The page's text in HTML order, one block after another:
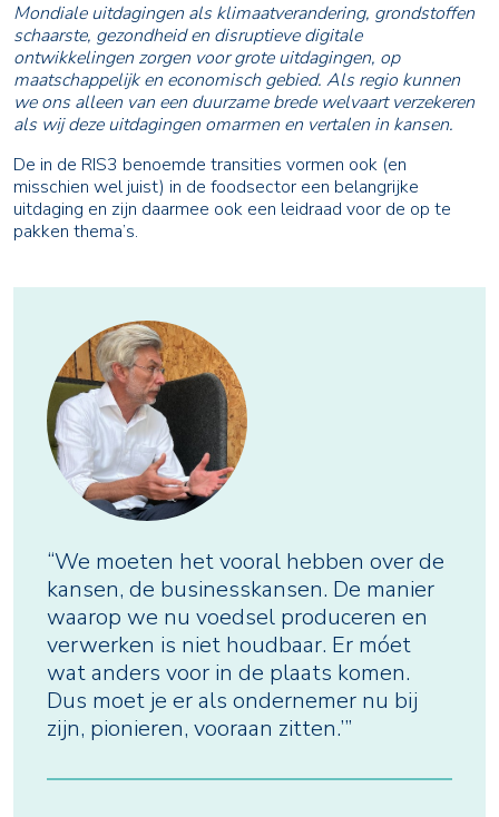
Mondiale uitdagingen als klimaatverandering, grondstoffen
schaarste, gezondheid en disruptieve digitale
ontwikkelingen zorgen voor grote uitdagingen, op
maatschappelijk en economisch gebied. Als regio kunnen
we ons alleen van een duurzame brede welvaart verzekeren
als wij deze uitdagingen omarmen en vertalen in kansen.
De in de RIS3 benoemde transities vormen ook (en
misschien wel juist) in de foodsector een belangrijke
uitdaging en zijn daarmee ook een leidraad voor de op te
pakken thema’s.
“We moeten het vooral hebben over de
kansen, de businesskansen. De manier
waarop we nu voedsel produceren en
verwerken is niet houdbaar. Er móet
wat anders voor in de plaats komen.
Dus moet je er als ondernemer nu bij
zijn, pionieren, vooraan zitten.’”